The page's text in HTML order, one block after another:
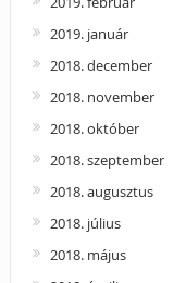
2019. január
2018. december
2018. november
2018. október
2018. szeptember
2018. augusztus
2018. július
2018. május